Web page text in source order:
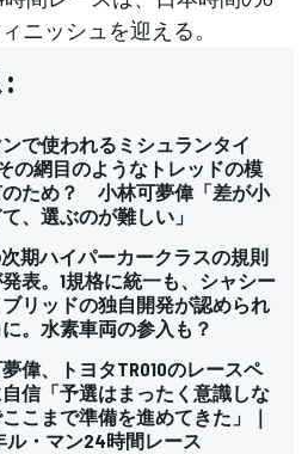
ニッシュを迎える。
で使われるミシュランタイ
の網目のようなトレッドの模
のため？ 小林可夢偉「差が小
、選ぶのが難しい」
次期ハイパーカークラスの規則
表。1規格に統一も、シャシー
ブリッドの独自開発が認められ
。水素車両の参入も？
偉、トヨタTR010のレースペ
信「予選はまったく意識しな
こまで準備を進めてきた」｜
ル・マン24時間レース